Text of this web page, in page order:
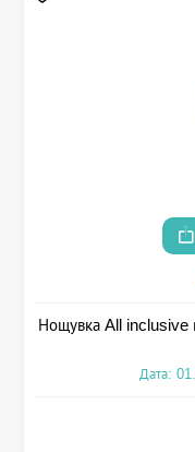
Нощувка All inclusive
Дата: